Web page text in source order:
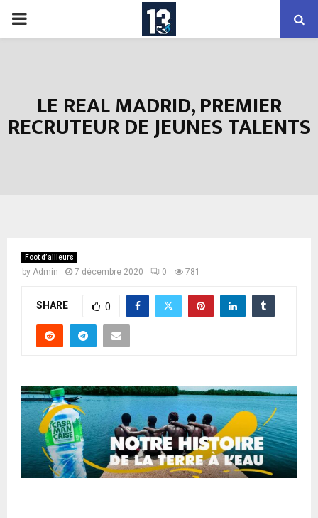
PRIMARY
LE REAL MADRID, PREMIER
RECRUTEUR DE JEUNES TALENTS
Foot d’ailleurs
by Admin 7 décembre 2020 0 781
SHARE 0